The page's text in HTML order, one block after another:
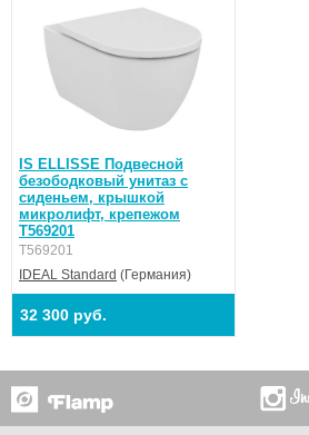
IS ELLISSE Подвесной
безободковый унитаз с
сиденьем, крышкой
микролифт, крепежом
T569201
T569201
IDEAL Standard (Германия)
32 300 руб.